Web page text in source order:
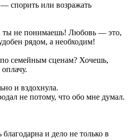
спорить или возражать
не понимаешь! Любовь — это,
рядом, а необходим!
семейным сценам? Хочешь,
и вздохнула.
не потому, что обо мне думал.
и дело не только в